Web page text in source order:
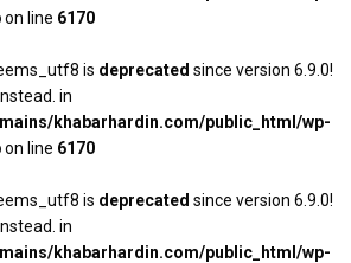
on line 6170
is deprecated since version 6.9.0!
in
khabarhardin.com/public_html/wp-
on line 6170
is deprecated since version 6.9.0!
in
khabarhardin.com/public_html/wp-